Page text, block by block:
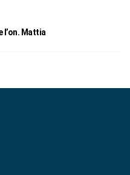
l’on. Mattia